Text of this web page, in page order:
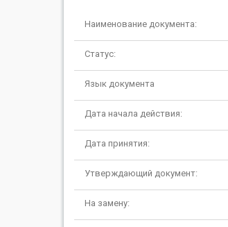
Наименование документа:
Статус:
Язык документа
Дата начала действия:
Дата принятия:
Утверждающий документ:
На замену: